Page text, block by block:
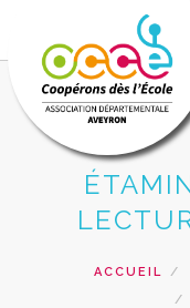
GÉRER SA COOP
ACTIONSACCUEIL